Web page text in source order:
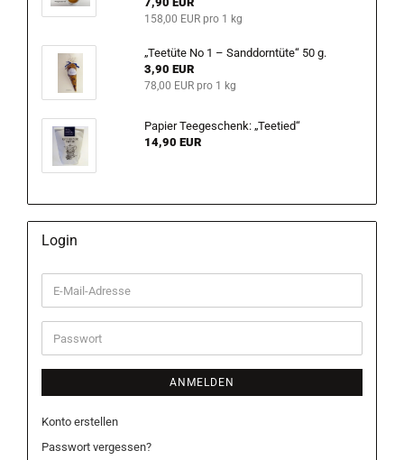
158,00 EUR pro 1 kg
„Teetüte No 1 – Sanddorntüte“ 50 g.
3,90 EUR
78,00 EUR pro 1 kg
Papier Teegeschenk: „Teetied“
14,90 EUR
Login
E-
Mail-
Adresse
Passwort
ANMELDEN
Konto erstellen
Passwort vergessen?